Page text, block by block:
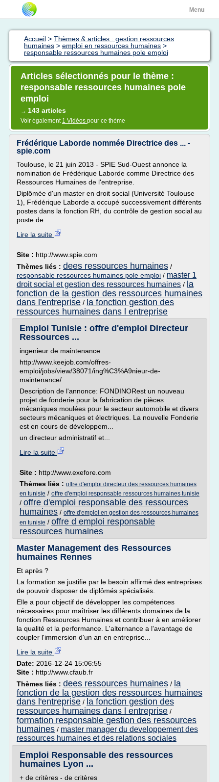
Menu
Accueil > Thèmes & articles : gestion ressources
humaines > emploi en ressources humaines >
responsable ressources humaines pole emploi
Articles sélectionnés pour le thème :
responsable ressources humaines pole
emploi
→ 143 articles
Voir également 1 Vidéos pour ce thème
Frédérique Laborde nommée Directrice des ... -
spie.com
Toulouse, le 21 juin 2013 - SPIE Sud-Ouest annonce la
nomination de Frédérique Laborde comme Directrice des
Ressources Humaines de l'entreprise.
Diplômée d'un master en droit social (Université Toulouse
1), Frédérique Laborde a occupé successivement différents
postes dans la fonction RH, du contrôle de gestion social au
poste de...
Lire la suite
Site : http://www.spie.com
Thèmes liés : dees ressources humaines /
responsable ressources humaines pole emploi / master 1
droit social et gestion des ressources humaines / la
fonction de la gestion des ressources humaines
dans l'entreprise / la fonction gestion des
ressources humaines dans l entreprise
Emploi Tunisie : offre d'emploi Directeur
Ressources ...
ingenieur de maintenance
http://www.keejob.com/offres-
emploi/jobs/view/38071/ing%C3%A9nieur-de-
maintenance/
Description de l'annonce: FONDINORest un nouveau
projet de fonderie pour la fabrication de pièces
mécaniques moulées pour le secteur automobile et divers
secteurs mécaniques et électriques. La nouvelle Fonderie
est en cours de développem...
un directeur administratif et...
Lire la suite
Site : http://www.exefore.com
Thèmes liés : offre d'emploi directeur des ressources humaines
en tunisie / offre d'emploi responsable ressources humaines tunisie
/ offre d'emploi responsable des ressources
humaines / offre d'emploi en gestion des ressources humaines
en tunisie / offre d emploi responsable
ressources humaines
Master Management des Ressources
humaines Rennes
Et après ?
La formation se justifie par le besoin affirmé des entreprises
de pouvoir disposer de diplômés spécialisés.
Elle a pour objectif de développer les compétences
nécessaires pour maîtriser les différents domaines de la
fonction Ressources Humaines et contribuer à en améliorer
la qualité et la performance. L'alternance a l'avantage de
coupler l'immersion d'un an en entreprise...
Lire la suite
Date: 2016-12-24 15:06:55
Site : http://www.cfaub.fr
Thèmes liés : dees ressources humaines / la
fonction de la gestion des ressources humaines
dans l'entreprise / la fonction gestion des
ressources humaines dans l entreprise /
formation responsable gestion des ressources
humaines / master manager du developpement des
ressources humaines et des relations sociales
Emploi Responsable des ressources
humaines Lyon ...
+ de critères - de critères